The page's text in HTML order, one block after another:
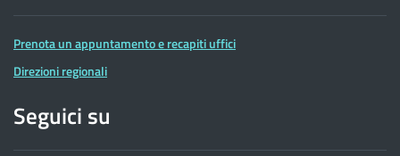
Prenota un appuntamento e recapiti uffici
Direzioni regionali
Seguici su